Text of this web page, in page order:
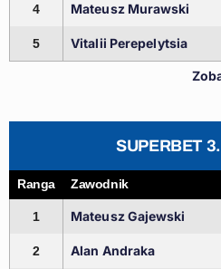
4 Mateusz Murawski
5 Vitalii Perepelytsia
SUPERBET
Ranga Zawodnik
1 Mateusz Gajewski
2 Alan Andraka